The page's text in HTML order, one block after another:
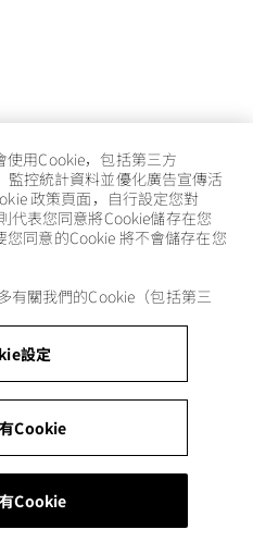
用Cookie，包括第三方
控統計資料並優化廣告宣傳活
政策頁面，自行設定您對
代表您同意將Cookie儲存在您
同意的Cookie 將不會儲存在您
有關我們的Cookie（包括第三
設定
Cookie
Cookie